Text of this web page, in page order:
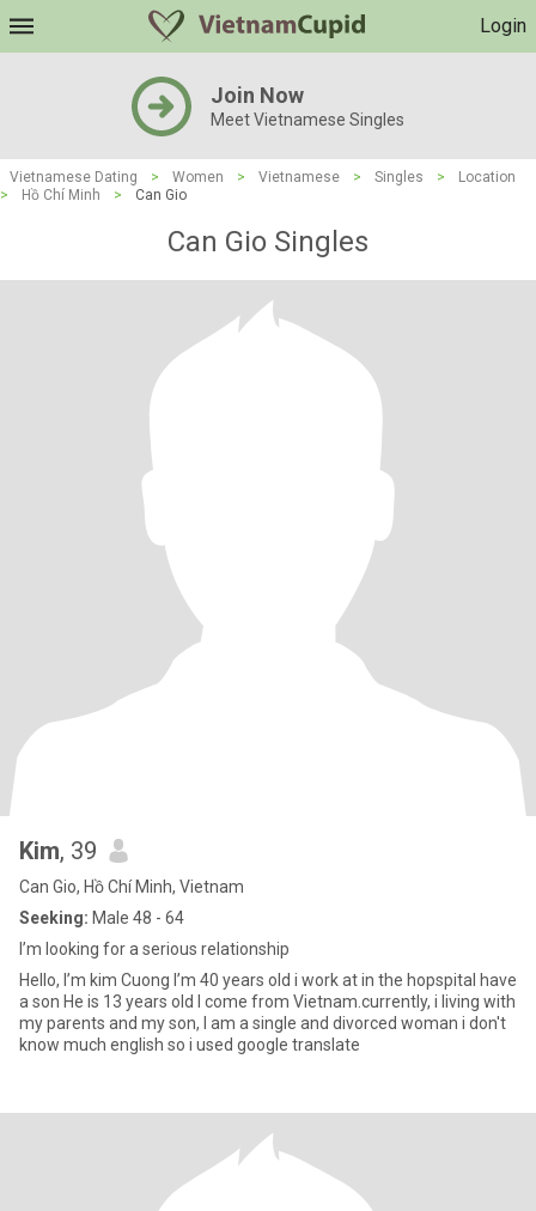
Login
Join Now
Meet Vietnamese Singles
Vietnamese Dating > Women > Vietnamese > Singles >
Location
>
Hồ Chí Minh > Can Gio
Can Gio Singles
Kim, 39
Can Gio, Hồ Chí Minh, Vietnam
Seeking: Male 48 - 64
I’m looking for a serious relationship
Hello, I’m kim Cuong I’m 40 years old i work at in the hopspital have
a son He is 13 years old I come from Vietnam.currently, i living with
my parents and my son, I am a single and divorced woman i don't
know much english so i used google translate